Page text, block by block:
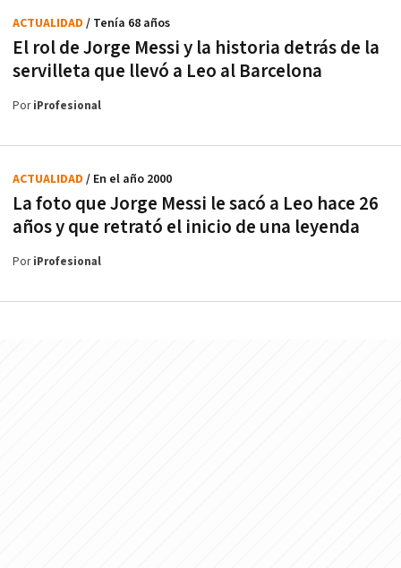
El rol de Jorge Messi y la historia detrás de la
servilleta que llevó a Leo al Barcelona
ACTUALIDAD / Tenía 68 años
PoriProfesional
La foto que Jorge Messi le sacó a Leo hace 26
años y que retrató el inicio de una leyenda
ACTUALIDAD / En el año 2000
PoriProfesional